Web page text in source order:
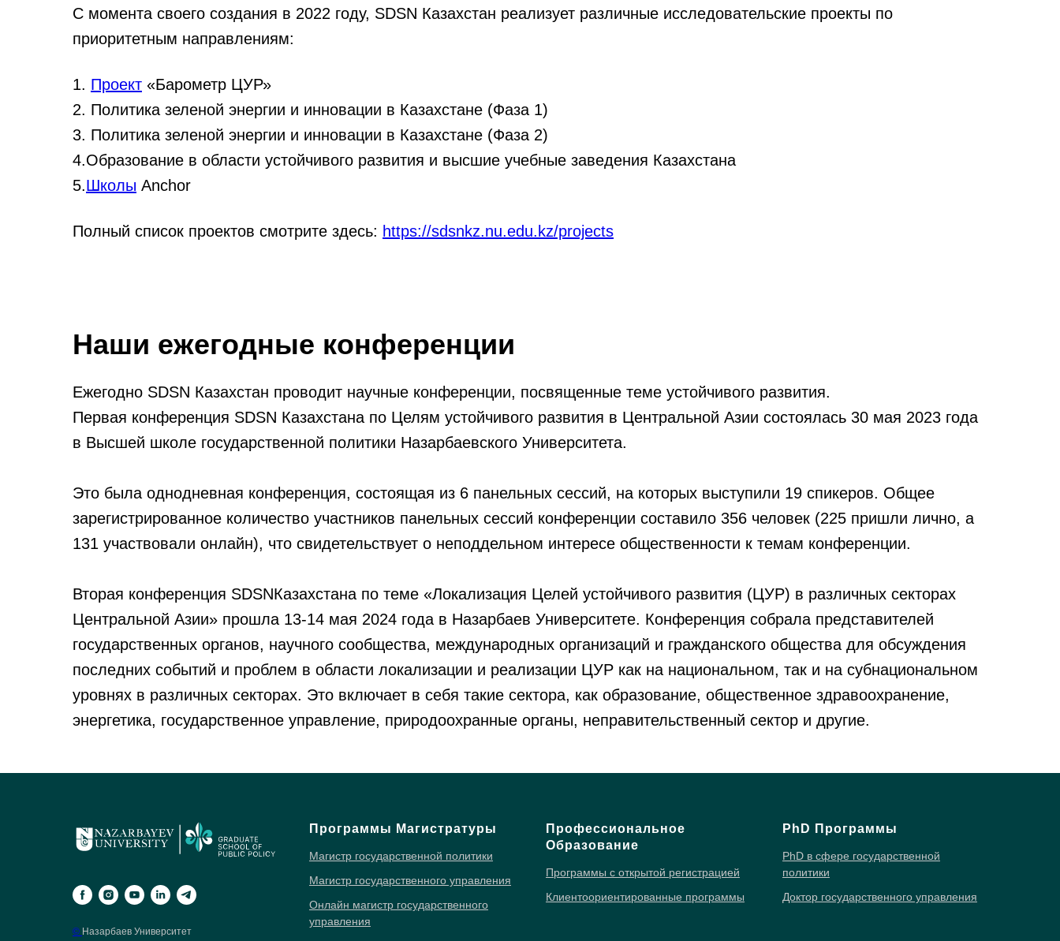
С момента своего создания в 2022 году, SDSN Казахстан реализует различные исследовательские проекты по
приоритетным направлениям:
1. Проект «Барометр ЦУР»
2. Политика зеленой энергии и инновации в Казахстане (Фаза 1)
3. Политика зеленой энергии и инновации в Казахстане (Фаза 2)
4.Образование в области устойчивого развития и высшие учебные заведения Казахстана
5.Школы Anchor
Полный список проектов смотрите здесь: https://sdsnkz.nu.edu.kz/projects
Наши ежегодные конференции
Ежегодно SDSN Казахстан проводит научные конференции, посвященные теме устойчивого развития.
Первая конференция SDSN Казахстана по Целям устойчивого развития в Центральной Азии состоялась 30 мая 2023 года
в Высшей школе государственной политики Назарбаевского Университета.
Это была однодневная конференция, состоящая из 6 панельных сессий, на которых выступили 19 спикеров. Общее
зарегистрированное количество участников панельных сессий конференции составило 356 человек (225 пришли лично, а
131 участвовали онлайн), что свидетельствует о неподдельном интересе общественности к темам конференции.
Вторая конференция SDSNКазахстана по теме «Локализация Целей устойчивого развития (ЦУР) в различных секторах
Центральной Азии» прошла 13-14 мая 2024 года в Назарбаев Университете. Конференция собрала представителей
государственных органов, научного сообщества, международных организаций и гражданского общества для обсуждения
последних событий и проблем в области локализации и реализации ЦУР как на национальном, так и на субнациональном
уровнях в различных секторах. Это включает в себя такие сектора, как образование, общественное здравоохранение,
энергетика, государственное управление, природоохранные органы, неправительственный сектор и другие.
© Назарбаев Университет
Программы Магистратуры
Магистр государственной политики
Магистр государственного управления
Онлайн магистр государственного
управления
Профессиональное
Образование
Программы с открытой регистрацией
Клиентоориентированные программы
PhD Программы
PhD в сфере государственной
политики
Доктор государственного управления